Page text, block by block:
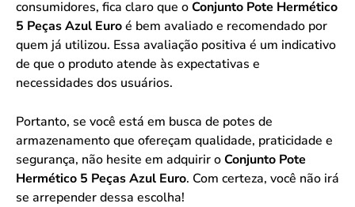
consumidores, fica claro que oConjunto Pote Hermético
5 Peças Azul Euroé bem avaliado e recomendado por
quem já utilizou. Essa avaliação positiva é um indicativo
de que o produto atende às expectativas e
necessidades dos usuários.
Portanto, se você está em busca de potes de
armazenamento que ofereçam qualidade, praticidade e
segurança, não hesite em adquirir oConjunto Pote
Hermético 5 Peças Azul Euro. Com certeza, você não irá
se arrepender dessa escolha!